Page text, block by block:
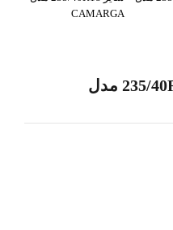
لاستیک مترکس سایز 235/40R18 مدل